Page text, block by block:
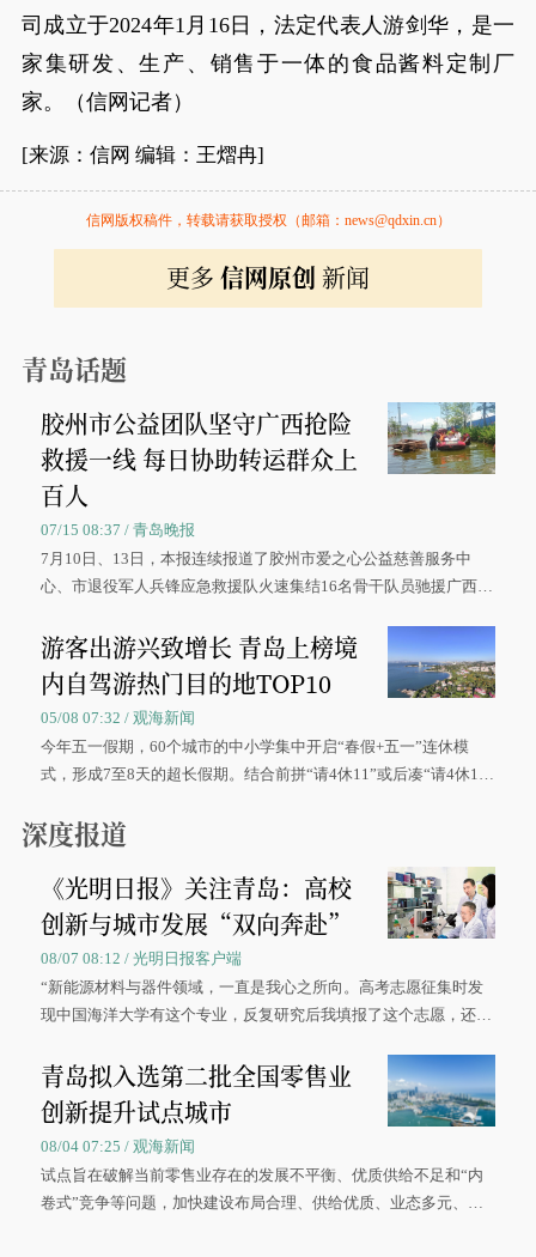
司成立于2024年1月16日，法定代表人游剑华，是一
家集研发、生产、销售于一体的食品酱料定制厂
家。（信网记者）
[来源：信网 编辑：王熠冉]
信网版权稿件，转载请获取授权（邮箱：news@qdxin.cn）
更多 信网原创 新闻
青岛话题
胶州市公益团队坚守广西抢险
救援一线 每日协助转运群众上
百人
07/15 08:37 / 青岛晚报
7月10日、13日，本报连续报道了胶州市爱之心公益慈善服务中
心、市退役军人兵锋应急救援队火速集结16名骨干队员驰援广西灾
游客出游兴致增长 青岛上榜境
内自驾游热门目的地TOP10
05/08 07:32 / 观海新闻
今年五一假期，60个城市的中小学集中开启“春假+五一”连休模
式，形成7至8天的超长假期。结合前拼“请4休11”或后凑“请4休1
深度报道
《光明日报》关注青岛：高校
创新与城市发展“双向奔赴”
08/07 08:12 / 光明日报客户端
“新能源材料与器件领域，一直是我心之所向。高考志愿征集时发
现中国海洋大学有这个专业，反复研究后我填报了这个志愿，还真
大学材料科学与工程学院材料类专业的录取通知书。
青岛拟入选第二批全国零售业
创新提升试点城市
08/04 07:25 / 观海新闻
试点旨在破解当前零售业存在的发展不平衡、优质供给不足和“内
卷式”竞争等问题，加快建设布局合理、供给优质、业态多元、智